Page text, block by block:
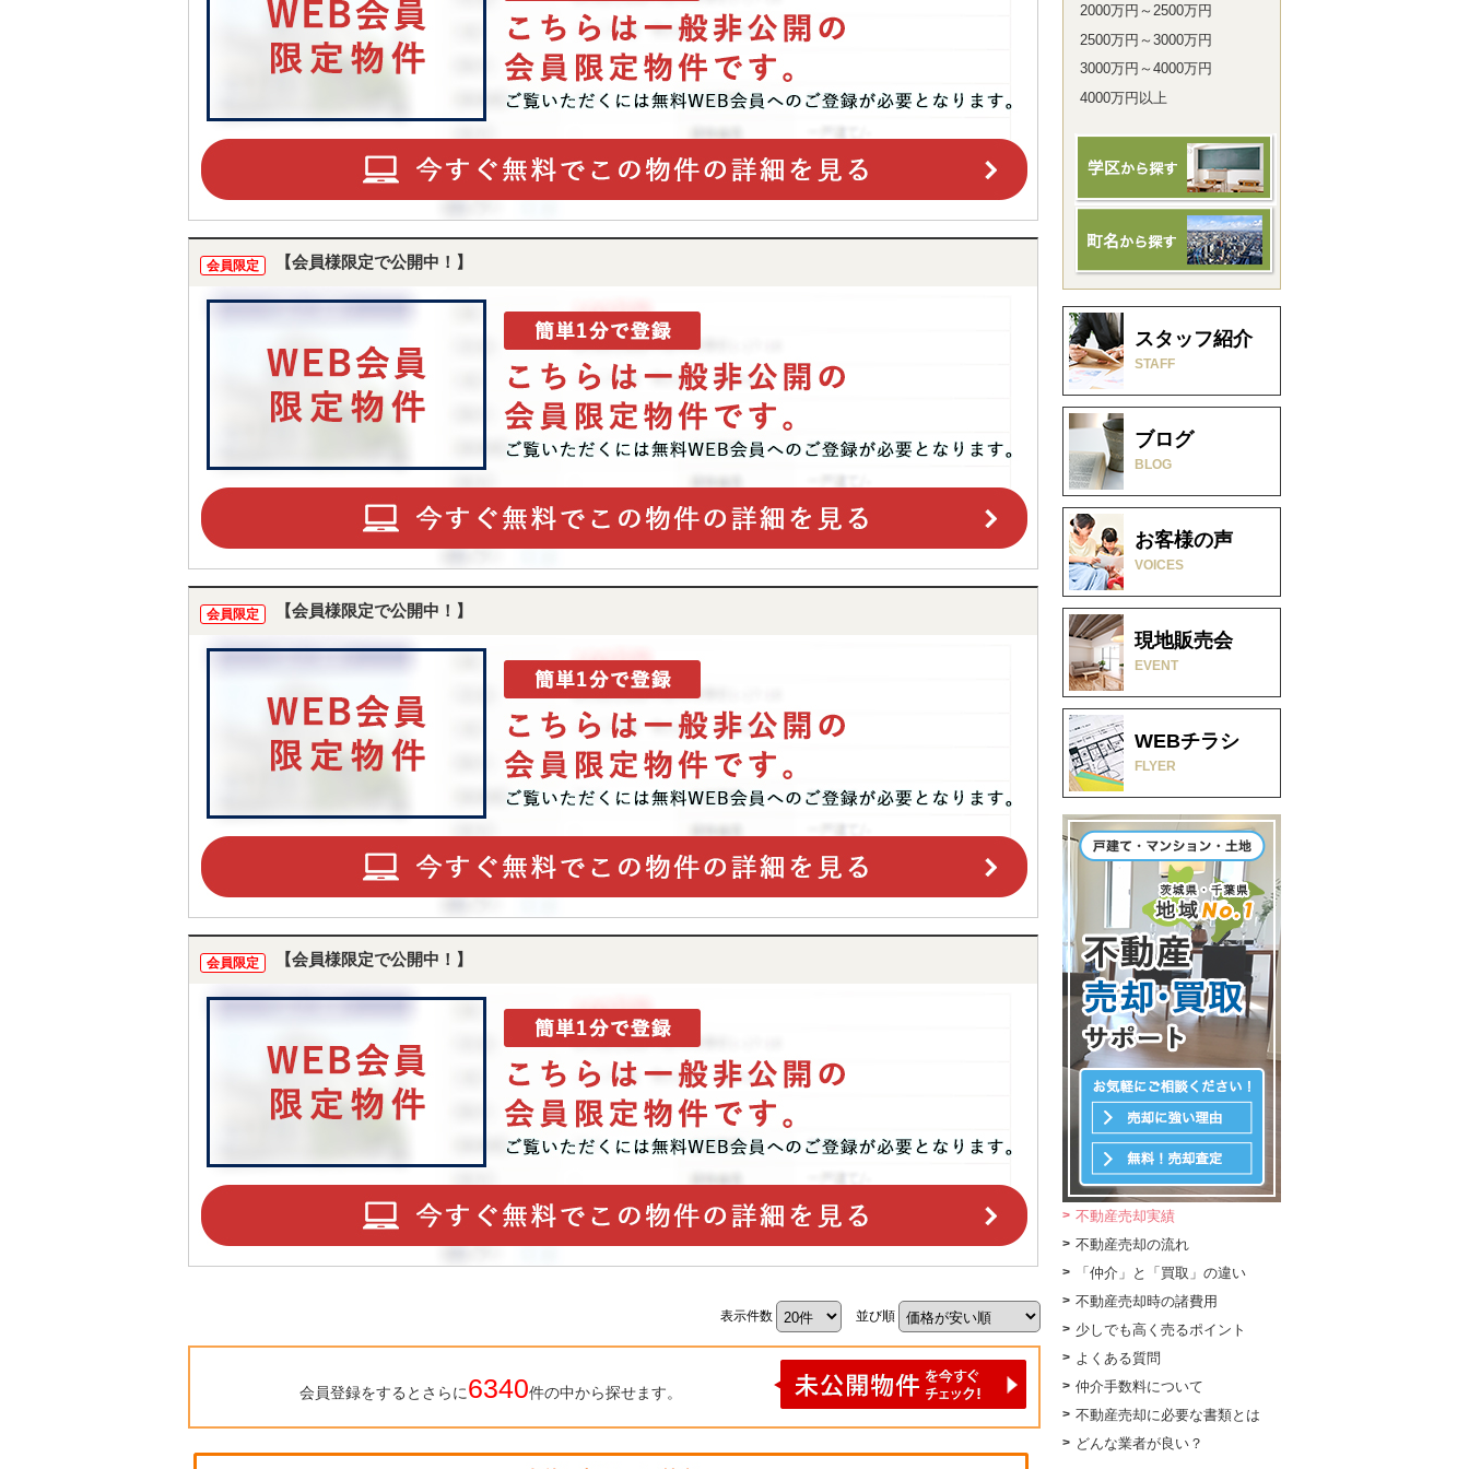
会員限定 【会員様限定で公開中！】
会員限定 【会員様限定で公開中！】
会員限定 【会員様限定で公開中！】
表示件数 並び順
会員登録をするとさらに6340件の中から探せます。
2000万円～2500万円
2500万円～3000万円
3000万円～4000万円
4000万円以上
スタッフ紹介
STAFF
ブログ
BLOG
お客様の声
VOICES
現地販売会
EVENT
WEBチラシ
FLYER
不動産売却実績
不動産売却の流れ
「仲介」と「買取」の違い
不動産売却時の諸費用
少しでも高く売るポイント
よくある質問
仲介手数料について
不動産売却に必要な書類とは
どんな業者が良い？